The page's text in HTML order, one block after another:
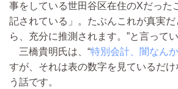
事をしている世田谷区在住のXだった
記されている」。たぶんこれが真実
ら、充分に推測されます。”と言ってい
三橋貴明氏は、“特別会計、闇なん
すが、それは表の数字を見ているだ
う話です。